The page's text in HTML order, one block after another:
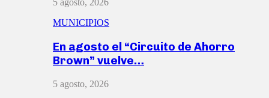
5 agosto, 2026
MUNICIPIOS
En agosto el “Circuito de Ahorro
Brown” vuelve…
5 agosto, 2026